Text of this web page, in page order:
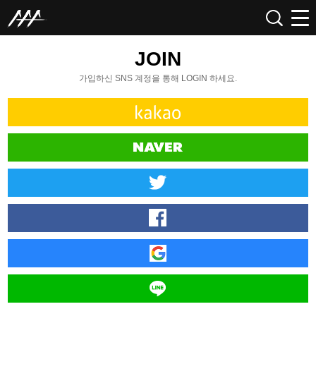
JOIN
가입하신 SNS 계정을 통해 LOGIN 하세요.